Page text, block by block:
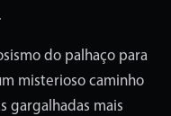
do palhaço para
misterioso caminho
gargalhadas mais